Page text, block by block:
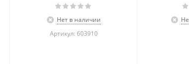
Нет в наличии
Артикул: 603910